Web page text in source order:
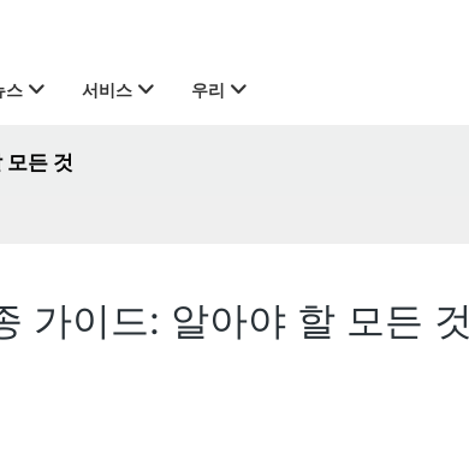
스 서비스 우리
모든 것
가이드: 알아야 할 모든 것